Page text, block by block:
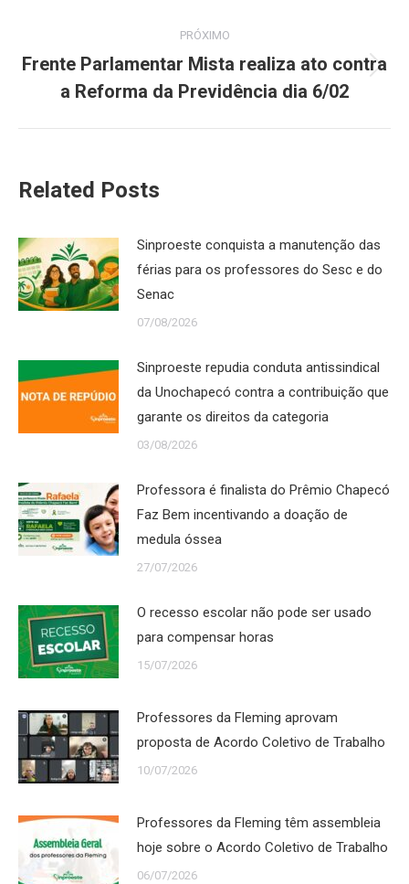
PRÓXIMO
Próximo
post:
Frente Parlamentar Mista realiza ato contra
a Reforma da Previdência dia 6/02
Related Posts
Sinproeste conquista a manutenção das
férias para os professores do Sesc e do
Senac
07/08/2026
Sinproeste repudia conduta antissindical
da Unochapecó contra a contribuição que
garante os direitos da categoria
03/08/2026
Professora é finalista do Prêmio Chapecó
Faz Bem incentivando a doação de
medula óssea
27/07/2026
O recesso escolar não pode ser usado
para compensar horas
15/07/2026
Professores da Fleming aprovam
proposta de Acordo Coletivo de Trabalho
10/07/2026
Professores da Fleming têm assembleia
hoje sobre o Acordo Coletivo de Trabalho
06/07/2026